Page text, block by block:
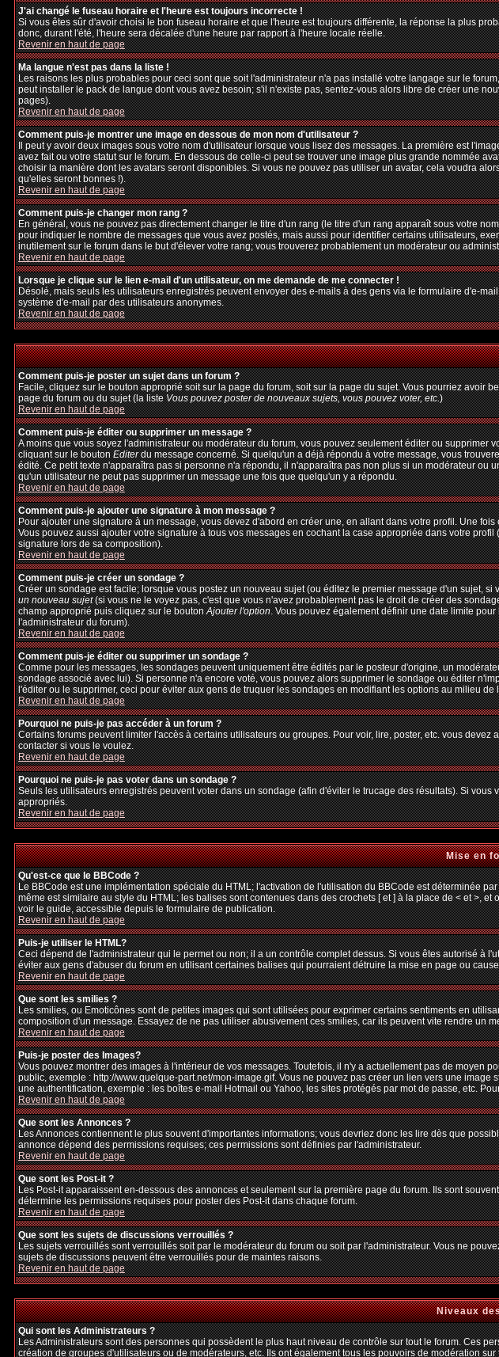
J'ai changé le fuseau horaire et l'heure est toujours incorrecte !
Si vous êtes sûr d'avoir choisi le bon fuseau horaire et que l'heure est toujours différente, la réponse la plus
donc, durant l'été, l'heure sera décalée d'une heure par rapport à l'heure locale réelle.
Revenir en haut de page
Ma langue n'est pas dans la liste !
Les raisons les plus probables pour ceci sont que soit l'administrateur n'a pas installé votre langage sur le
peut installer le pack de langue dont vous avez besoin; s'il n'existe pas, sentez-vous alors libre de créer une
pages).
Revenir en haut de page
Comment puis-je montrer une image en dessous de mon nom d'utilisateur ?
Il peut y avoir deux images sous votre nom d'utilisateur lorsque vous lisez des messages. La première est
avez fait ou votre statut sur le forum. En dessous de celle-ci peut se trouver une image plus grande nommée
choisir la manière dont les avatars seront disponibles. Si vous ne pouvez pas utiliser un avatar, cela voudra
qu'elles seront bonnes !).
Revenir en haut de page
Comment puis-je changer mon rang ?
En général, vous ne pouvez pas directement changer le titre d'un rang (le titre d'un rang apparaît sous votre
pour indiquer le nombre de messages que vous avez postés, mais aussi pour identifier certains utilisateurs,
inutilement sur le forum dans le but d'élever votre rang; vous trouverez probablement un modérateur ou
Revenir en haut de page
Lorsque je clique sur le lien e-mail d'un utilisateur, on me demande de me connecter !
Désolé, mais seuls les utilisateurs enregistrés peuvent envoyer des e-mails à des gens via le formulaire d'e-
système d'e-mail par des utilisateurs anonymes.
Revenir en haut de page
Comment puis-je poster un sujet dans un forum ?
Facile, cliquez sur le bouton approprié soit sur la page du forum, soit sur la page du sujet. Vous pourriez
page du forum ou du sujet (la listeVous pouvez poster de nouveaux sujets, vous pouvez voter, etc.)
Revenir en haut de page
Comment puis-je éditer ou supprimer un message ?
A moins que vous soyez l'administrateur ou modérateur du forum, vous pouvez seulement éditer ou
cliquant sur le boutonEditerdu message concerné. Si quelqu'un a déjà répondu à votre message, vous
édité. Ce petit texte n'apparaîtra pas si personne n'a répondu, il n'apparaîtra pas non plus si un modérateur
qu'un utilisateur ne peut pas supprimer un message une fois que quelqu'un y a répondu.
Revenir en haut de page
Comment puis-je ajouter une signature à mon message ?
Pour ajouter une signature à un message, vous devez d'abord en créer une, en allant dans votre profil. Une
Vous pouvez aussi ajouter votre signature à tous vos messages en cochant la case appropriée dans votre
signature lors de sa composition).
Revenir en haut de page
Comment puis-je créer un sondage ?
Créer un sondage est facile; lorsque vous postez un nouveau sujet (ou éditez le premier message d'un sujet,
un nouveau sujet(si vous ne le voyez pas, c'est que vous n'avez probablement pas le droit de créer des
champ approprié puis cliquez sur le boutonAjouter l'option. Vous pouvez également définir une date limite
l'administrateur du forum).
Revenir en haut de page
Comment puis-je éditer ou supprimer un sondage ?
Comme pour les messages, les sondages peuvent uniquement être édités par le posteur d'origine, un
sondage associé avec lui). Si personne n'a encore voté, vous pouvez alors supprimer le sondage ou éditer
l'éditer ou le supprimer, ceci pour éviter aux gens de truquer les sondages en modifiant les options au milieu de
Revenir en haut de page
Pourquoi ne puis-je pas accéder à un forum ?
Certains forums peuvent limiter l'accès à certains utilisateurs ou groupes. Pour voir, lire, poster, etc. vous
contacter si vous le voulez.
Revenir en haut de page
Pourquoi ne puis-je pas voter dans un sondage ?
Seuls les utilisateurs enregistrés peuvent voter dans un sondage (afin d'éviter le trucage des résultats). Si
appropriés.
Revenir en haut de page
Mise en
Qu'est-ce que le BBCode ?
Le BBCode est une implémentation spéciale du HTML; l'activation de l'utilisation du BBCode est déterminée
même est similaire au style du HTML; les balises sont contenues dans des crochets [ et ] à la place de < et >,
voir le guide, accessible depuis le formulaire de publication.
Revenir en haut de page
Puis-je utiliser le HTML?
Ceci dépend de l'administrateur qui le permet ou non; il a un contrôle complet dessus. Si vous êtes autorisé
éviter aux gens d'abuser du forum en utilisant certaines balises qui pourraient détruire la mise en page ou
Revenir en haut de page
Que sont les smilies ?
Les smilies, ou Emoticônes sont de petites images qui sont utilisées pour exprimer certains sentiments en
composition d'un message. Essayez de ne pas utiliser abusivement ces smilies, car ils peuvent vite rendre
Revenir en haut de page
Puis-je poster des Images?
Vous pouvez montrer des images à l'intérieur de vos messages. Toutefois, il n'y a actuellement pas de moyen
public, exemple : http://www.quelque-part.net/mon-image.gif. Vous ne pouvez pas créer un lien vers une
une authentification, exemple : les boîtes e-mail Hotmail ou Yahoo, les sites protégés par mot de passe, etc.
Revenir en haut de page
Que sont les Annonces ?
Les Annonces contiennent le plus souvent d'importantes informations; vous devriez donc les lire dès que
annonce dépend des permissions requises; ces permissions sont définies par l'administrateur.
Revenir en haut de page
Que sont les Post-it ?
Les Post-it apparaissent en-dessous des annonces et seulement sur la première page du forum. Ils sont
détermine les permissions requises pour poster des Post-it dans chaque forum.
Revenir en haut de page
Que sont les sujets de discussions verrouillés ?
Les sujets verrouillés sont verrouillés soit par le modérateur du forum ou soit par l'administrateur. Vous ne
sujets de discussions peuvent être verrouillés pour de maintes raisons.
Revenir en haut de page
Niveaux
Qui sont les Administrateurs ?
Les Administrateurs sont des personnes qui possèdent le plus haut niveau de contrôle sur tout le forum. Ces
création de groupes d'utilisateurs ou de modérateurs, etc. Ils ont également tous les pouvoirs de modération sur